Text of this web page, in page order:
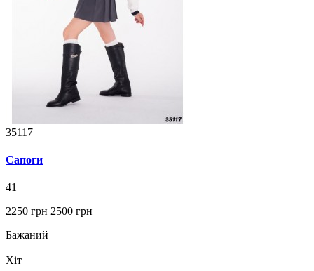
35117
Сапоги
41
2250 грн 2500 грн
Бажаний
Хіт